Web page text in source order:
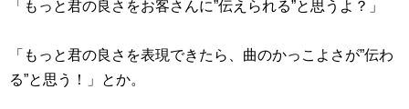
「もっと君の良さをお客さんに”伝えられる”と思うよ？」
「もっと君の良さを表現できたら、曲のかっこよさが”伝わ
る”と思う！」とか。